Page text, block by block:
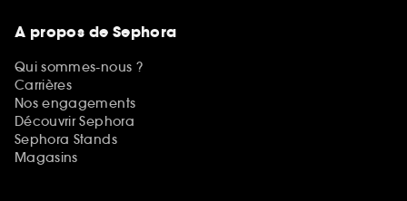
A propos de Sephora
Qui sommes-nous ?
Carrières
Nos engagements
Découvrir Sephora
Sephora Stands
Magasins